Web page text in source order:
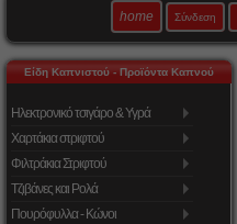
home Σύνδεση
Είδη Καπνιστού - Προϊόντα Καπνού
Ηλεκτρονικό τσιγάρο & Υγρά
Χαρτάκια στριφτού
Φιλτράκια Στριφτού
Τζιβάνες και Ρολά
Πουρόφυλλα - Κώνοι